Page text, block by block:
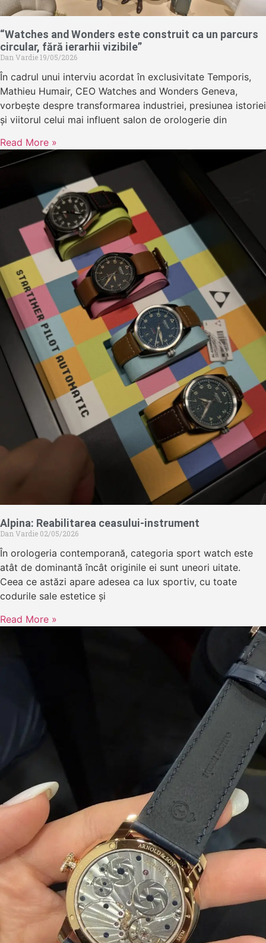
“Watches and Wonders este construit ca un parcurs
circular, fără ierarhii vizibile”
Dan Vardie19/05/2026
În cadrul unui interviu acordat în exclusivitate Temporis,
Mathieu Humair, CEO Watches and Wonders Geneva,
vorbește despre transformarea industriei, presiunea istoriei
și viitorul celui mai influent salon de orologerie din
Read More »
Alpina: Reabilitarea ceasului-instrument
Dan Vardie 02/05/2026
În orologeria contemporană, categoria sport watch este
atât de dominantă încât originile ei sunt uneori uitate.
Ceea ce astăzi apare adesea ca lux sportiv, cu toate
codurile sale estetice și
Read More »